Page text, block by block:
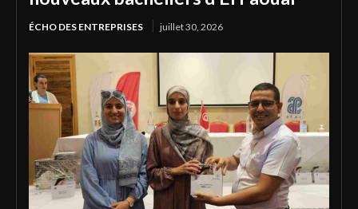
ÉCHO DES ENTREPRISES juillet 30, 2026